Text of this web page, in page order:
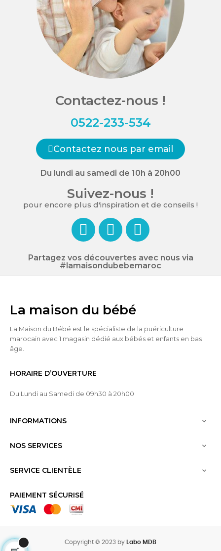
Contactez-nous !
0522-233-534
Contactez nous par email
Du lundi au samedi de 10h à 20h00
Suivez-nous !
pour encore plus d'inspiration et de conseils !
Partagez vos découvertes avec nous via
#lamaisondubebemaroc
La maison du bébé
La Maison du Bébé est le spécialiste de la puériculture
marocain avec 1 magasin dédié aux bébés et enfants en bas
âge.
HORAIRE D’OUVERTURE
Du Lundi au Samedi de 09h30 à 20h00
INFORMATIONS 
NOS SERVICES 
SERVICE CLIENTÈLE 
PAIEMENT SÉCURISÉ
Copyright © 2023 by Labo MDB